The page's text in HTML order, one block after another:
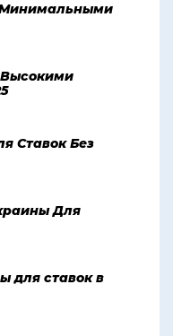
Ставок Без
Для
для ставок в